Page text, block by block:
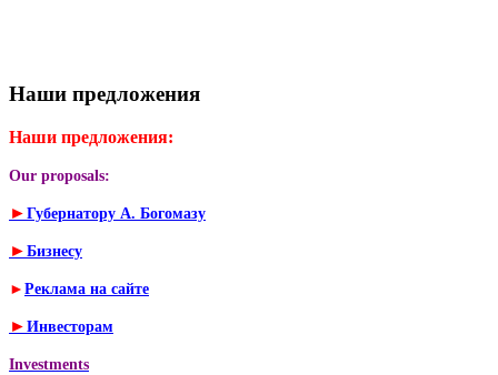
Наши предложения
Наши предложения:
Our proposals:
► Губернатору А. Богомазу
► Бизнесу
► Реклама на сайте
► Инвесторам
Investments